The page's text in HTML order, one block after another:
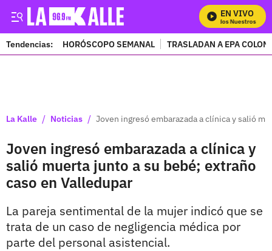
EN VIVO
Mira Todos Nuestros
Tendencias: HORÓSCOPO SEMANAL TRASLADAN A EPA
La Kalle / Noticias / Joven ingresó embarazada a clínica y salió
Joven ingresó embarazada a clínica y
salió muerta junto a su bebé; extraño
caso en Valledupar
La pareja sentimental de la mujer indicó que se
trata de un caso de negligencia médica por
parte del personal asistencial.